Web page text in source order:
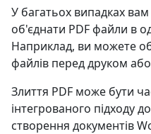
У багатьох випадках
об'єднати PDF файли в
Наприклад, ви можете
файлів перед друком
Злиття PDF може бути
інтегрованого підходу
створення документів